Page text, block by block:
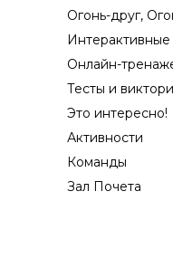
Огонь-друг,
Онлайн-
Тесты и
Это интересно!
Активности
Команды
Зал Почета